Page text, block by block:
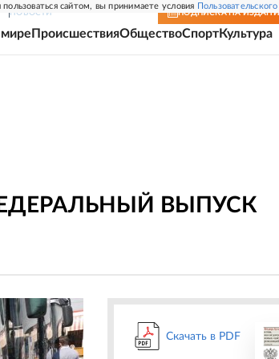
сайтом, вы принимаете условия
НОВОСТИ ПОДПИСКА НА
ПроисшествияОбществоСпортКультура
ВЫПУСК
Скачать в PDF